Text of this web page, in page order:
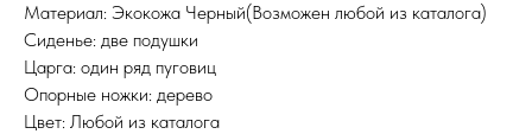
Материал: Экокожа Черный(Возможен любой из каталога)
Сиденье: две подушки
Царга: один ряд пуговиц
Опорные ножки: дерево
Цвет: Любой из каталога